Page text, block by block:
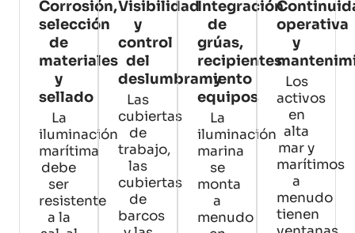
Corrosión,
selección
de
materiales
y
sellado
La
iluminación
marítima
debe
ser
resistente
a la
Visibilidad
y
control
del
deslumbramiento
Las
cubiertas
de
trabajo,
las
cubiertas
de
barcos
Integración
de
grúas,
recipientes
y
equipos
La
iluminación
marina
se
monta
a
menudo
operativa
y
Los
activos
en
alta
mar y
marítimos
a
menudo
tienen